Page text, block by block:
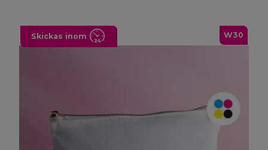
W30
Skickas inom